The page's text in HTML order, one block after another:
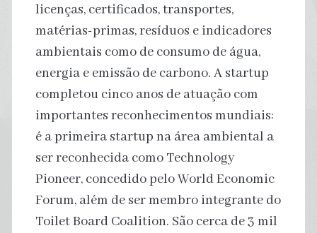
licenças, certificados, transportes,
matérias-primas, resíduos e indicadores
ambientais como de consumo de água,
energia e emissão de carbono. A startup
completou cinco anos de atuação com
importantes reconhecimentos mundiais:
é a primeira startup na área ambiental a
ser reconhecida como Technology
Pioneer, concedido pelo World Economic
Forum, além de ser membro integrante do
Toilet Board Coalition. São cerca de 3 mil